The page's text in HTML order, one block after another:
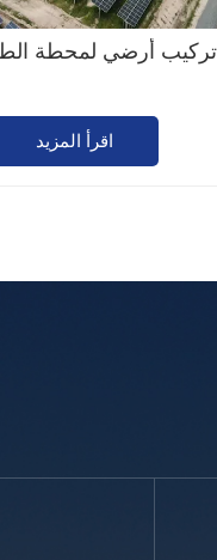
أرضي لمحطة
اقرأ المزيد